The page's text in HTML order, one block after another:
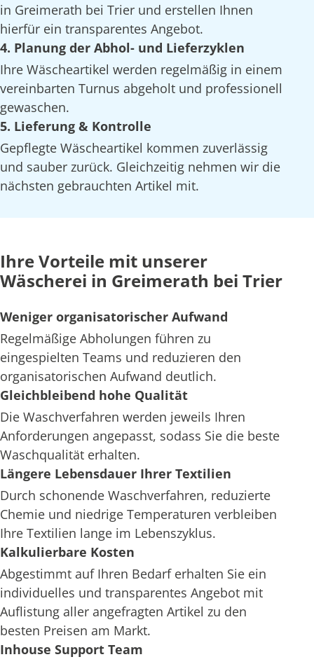
in Greimerath bei Trier und erstellen Ihnen
hierfür ein transparentes Angebot.
4. Planung der Abhol- und Lieferzyklen
Ihre Wäscheartikel werden regelmäßig in einem
vereinbarten Turnus abgeholt und professionell
gewaschen.
5. Lieferung & Kontrolle
Gepflegte Wäscheartikel kommen zuverlässig
und sauber zurück. Gleichzeitig nehmen wir die
nächsten gebrauchten Artikel mit.
Ihre Vorteile mit unserer
Wäscherei in Greimerath bei Trier
Weniger organisatorischer Aufwand
Regelmäßige Abholungen führen zu
eingespielten Teams und reduzieren den
organisatorischen Aufwand deutlich.
Gleichbleibend hohe Qualität
Die Waschverfahren werden jeweils Ihren
Anforderungen angepasst, sodass Sie die beste
Waschqualität erhalten.
Längere Lebensdauer Ihrer Textilien
Durch schonende Waschverfahren, reduzierte
Chemie und niedrige Temperaturen verbleiben
Ihre Textilien lange im Lebenszyklus.
Kalkulierbare Kosten
Abgestimmt auf Ihren Bedarf erhalten Sie ein
individuelles und transparentes Angebot mit
Auflistung aller angefragten Artikel zu den
besten Preisen am Markt.
Inhouse Support Team